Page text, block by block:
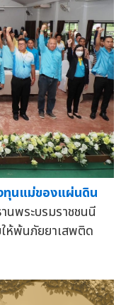
ทุนแม่ของแผ่นดิน
พระบรมราชชนนี
ห้พ้นภัยยาเสพติด